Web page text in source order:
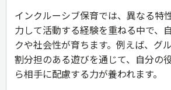
インクルーシブ保育では、異なる特
力して活動する経験を重ねる中で、
クや社会性が育ちます。例えば、グ
割分担のある遊びを通じて、自分の
ら相手に配慮する力が養われます。